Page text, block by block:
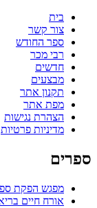
בית
צור קשר
ספר החודש
רבי מכר
חדשים
מבצעים
תקנון אתר
מפת אתר
הצהרת נגישות
מדיניות פרטיות
ספרים
מפגש הפקת
אורח חיים